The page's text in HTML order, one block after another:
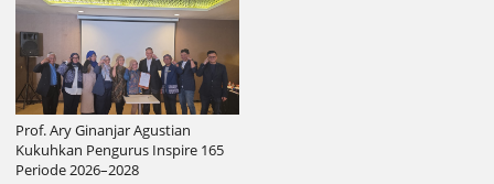
Prof. Ary Ginanjar Agustian
Kukuhkan Pengurus Inspire 165
Periode 2026–2028